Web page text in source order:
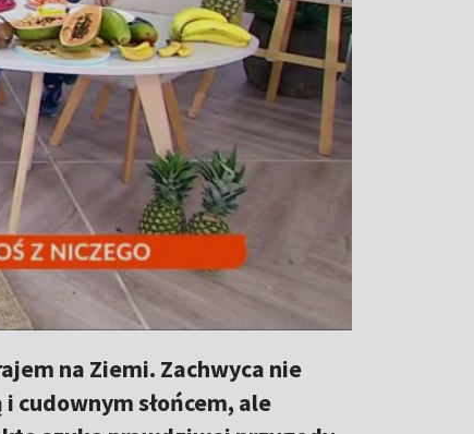
na Ziemi. Zachwyca nie
cudownym słońcem, ale